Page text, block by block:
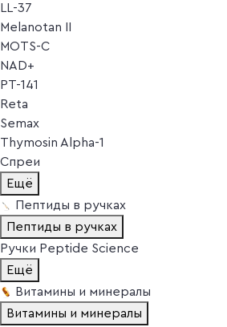
LL-37
Melanotan II
MOTS-C
NAD+
PT-141
Reta
Semax
Thymosin Alpha-1
Спреи
Ещё
Пептиды в ручках
Пептиды в ручках
Ручки Peptide Science
Ещё
Витамины и минералы
Витамины и минералы